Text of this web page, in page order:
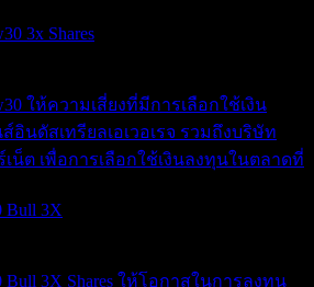
3x Shares
ให้ความเสี่ยงที่มีการเลือกใช้เงิน
อินดัสเทรียลเอเวอเรจ รวมถึงบริษัท
น็ต เพื่อการเลือกใช้เงินลงทุนในตลาดที่
Bull 3X
Bull 3X Shares ให้โอกาสในการลงทุน